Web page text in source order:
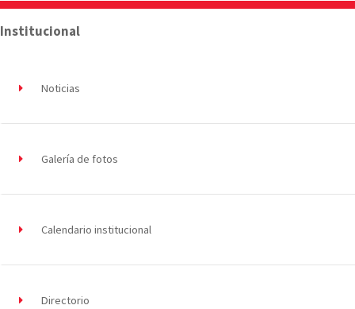
Institucional
Noticias
Galería de fotos
Calendario institucional
Directorio